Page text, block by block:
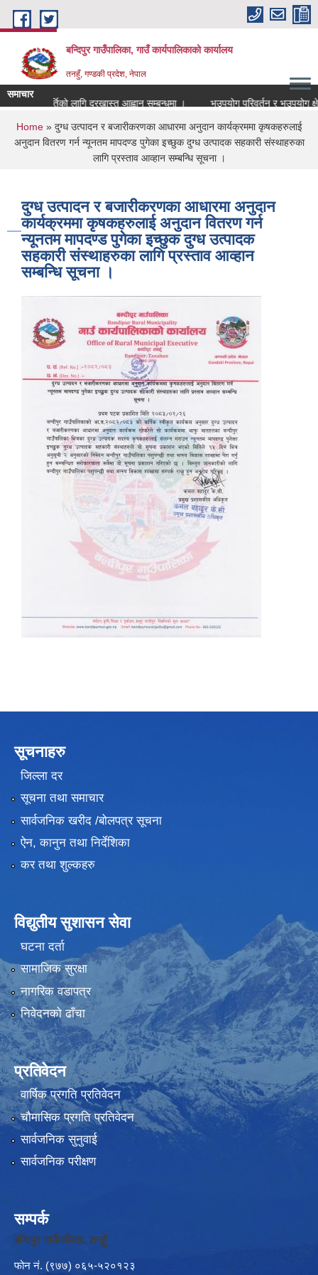
Skip to main content
बन्दिपुर गाउँपालिका, गाउँ कार्यपालिकाको कार्यालय
तनहुँ, गण्डकी प्रदेश, नेपाल
समाचार
पदपुर्तिको लागि दरखास्त आह्वान सम्बन्धमा ।
भूउपयोग परिवर्तन र भूउपयोग
You are here
Home» दुग्ध उत्पादन र बजारीकरणका आधारमा अनुदान कार्यक्रममा कृषकहरुलाई
अनुदान वितरण गर्न न्यूनतम मापदण्ड पुगेका इच्छुक दुग्ध उत्पादक सहकारी संस्थाहरुका
लागि प्रस्ताव आव्हान सम्बन्धि सूचना ।
दुग्ध उत्पादन र बजारीकरणका आधारमा अनुदान
कार्यक्रममा कृषकहरुलाई अनुदान वितरण गर्न
न्यूनतम मापदण्ड पुगेका इच्छुक दुग्ध उत्पादक
सहकारी संस्थाहरुका लागि प्रस्ताव आव्हान
सम्बन्धि सूचना ।
सूचनाहरु
जिल्ला दर
सूचना तथा समाचार
सार्वजनिक खरीद /बोलपत्र सूचना
ऐन, कानुन तथा निर्देशिका
कर तथा शुल्कहरु
विद्युतीय सुशासन सेवा
घटना दर्ता
सामाजिक सुरक्षा
नागरिक वडापत्र
निवेदनको ढाँचा
प्रतिवेदन
वार्षिक प्रगति प्रतिवेदन
चौमासिक प्रगति प्रतिवेदन
सार्वजनिक सुनुवाई
सार्वजनिक परीक्षण
सम्पर्क
बन्दिपुर गाउँपालिका, तनहुँ
फोन नं‍. (९७७) ०६५-५२०१२३